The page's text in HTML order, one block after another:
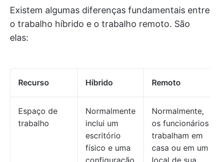
Existem algumas diferenças fundamentais entre
o trabalho híbrido e o trabalho remoto. São
elas:
Recurso Híbrido Remoto
Espaço de
trabalho
Normalmente
inclui um
escritório
físico e uma
configuração
Normalmente,
os funcionários
trabalham em
casa ou em um
local de sua